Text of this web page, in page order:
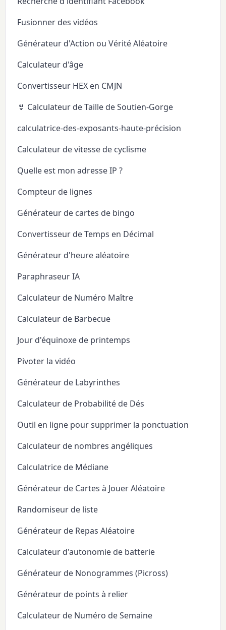
Fusionner des vidéos
Générateur d'Action ou Vérité Aléatoire
Calculateur d'âge
Convertisseur HEX en CMJN
👙 Calculateur de Taille de Soutien-Gorge
calculatrice-des-exposants-haute-précision
Calculateur de vitesse de cyclisme
Quelle est mon adresse IP ?
Compteur de lignes
Générateur de cartes de bingo
Convertisseur de Temps en Décimal
Générateur d'heure aléatoire
Paraphraseur IA
Calculateur de Numéro Maître
Calculateur de Barbecue
Jour d'équinoxe de printemps
Pivoter la vidéo
Générateur de Labyrinthes
Calculateur de Probabilité de Dés
Outil en ligne pour supprimer la ponctuation
Calculateur de nombres angéliques
Calculatrice de Médiane
Générateur de Cartes à Jouer Aléatoire
Randomiseur de liste
Générateur de Repas Aléatoire
Calculateur d'autonomie de batterie
Générateur de Nonogrammes (Picross)
Générateur de points à relier
Calculateur de Numéro de Semaine